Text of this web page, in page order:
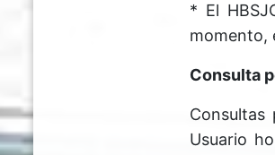
* El
momento,
Consulta
Consultas
Usuario